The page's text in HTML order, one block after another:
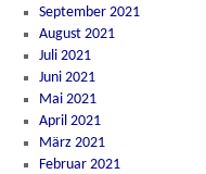
September 2021
August 2021
Juli 2021
Juni 2021
Mai 2021
April 2021
März 2021
Februar 2021